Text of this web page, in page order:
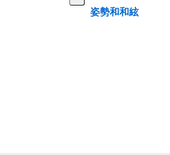
姿勢和和絃